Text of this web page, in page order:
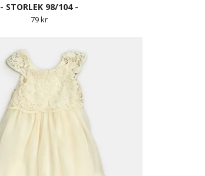
- STORLEK 98/104 -
79 kr